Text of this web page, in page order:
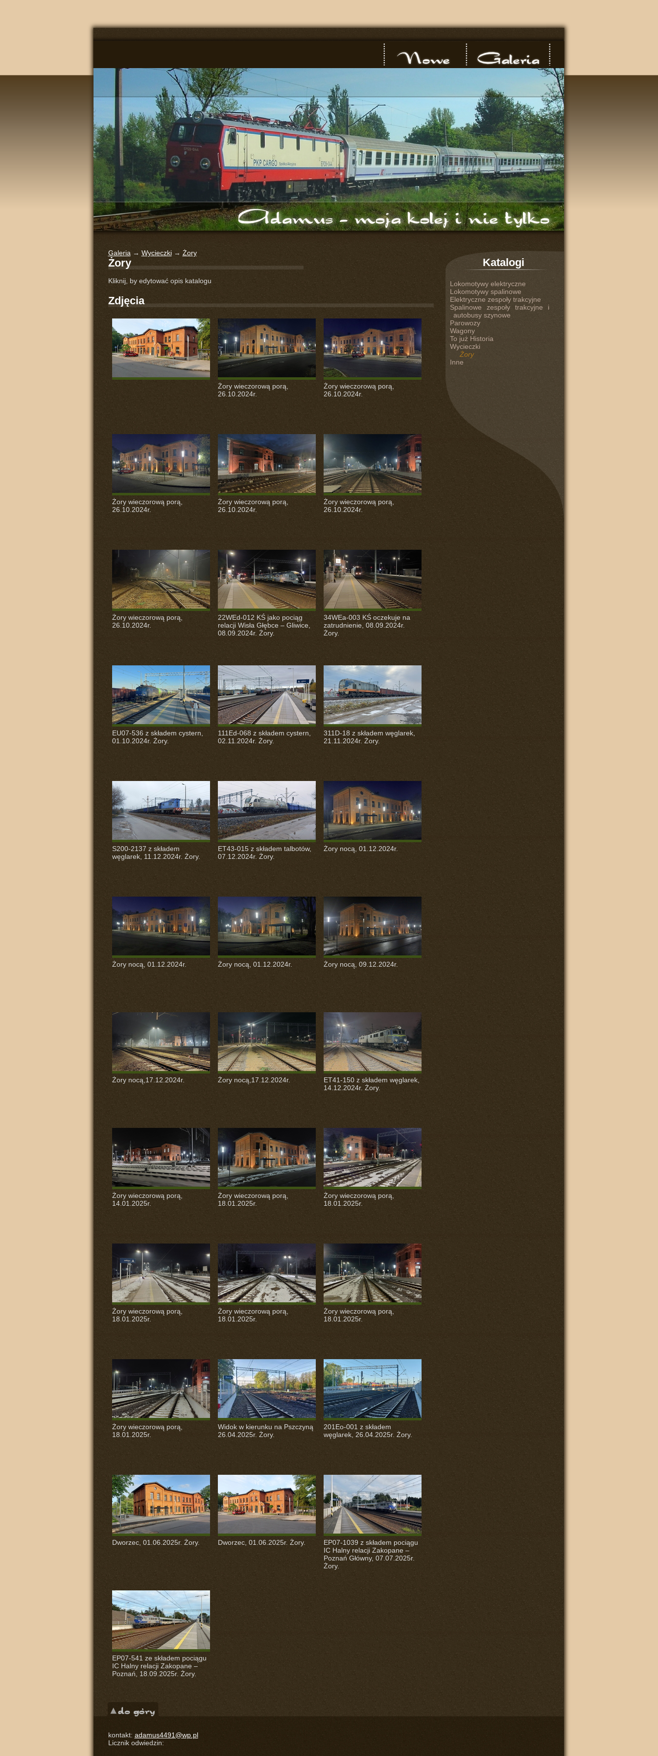
Galeria → Wycieczki→ Żory
Żory
Kliknij, by edytować opis katalogu
Zdjęcia
Żory wieczorową porą,
26.10.2024r.
Żory wieczorową porą,
26.10.2024r.
Żory wieczorową porą,
26.10.2024r.
Żory wieczorową porą,
26.10.2024r.
Żory wieczorową porą,
26.10.2024r.
Żory wieczorową porą,
26.10.2024r.
22WEd-012 KŚ jako pociąg
relacji Wisła Głębce – Gliwice,
08.09.2024r. Żory.
34WEa-003 KŚ oczekuje na
zatrudnienie, 08.09.2024r.
Żory.
EU07-536 z składem cystern,
01.10.2024r. Żory.
111Ed-068 z składem cystern,
02.11.2024r. Żory.
311D-18 z składem węglarek,
21.11.2024r. Żory.
S200-2137 z składem
węglarek, 11.12.2024r. Żory.
ET43-015 z składem talbotów,
07.12.2024r. Żory.
Żory nocą, 01.12.2024r.
Żory nocą, 01.12.2024r. Żory nocą, 01.12.2024r. Żory nocą, 09.12.2024r.
Żory nocą,17.12.2024r. Żory nocą,17.12.2024r.
ET41-150 z składem węglarek,
14.12.2024r. Żory.
Żory wieczorową porą,
14.01.2025r.
Żory wieczorową porą,
18.01.2025r.
Żory wieczorową porą,
18.01.2025r.
Żory wieczorową porą,
18.01.2025r.
Żory wieczorową porą,
18.01.2025r.
Żory wieczorową porą,
18.01.2025r.
Żory wieczorową porą,
18.01.2025r.
Widok w kierunku na Pszczyną
26.04.2025r. Żory.
201Eo-001 z składem
węglarek, 26.04.2025r. Żory.
Dworzec, 01.06.2025r. Żory. Dworzec, 01.06.2025r. Żory.
EP07-1039 z składem pociągu
IC Halny relacji Zakopane –
Poznań Główny, 07.07.2025r.
Żory.
EP07-541 ze składem pociągu
IC Halny relacji Zakopane –
Poznań, 18.09.2025r. Żory.
Katalogi
Lokomotywy elektryczne
Lokomotywy spalinowe
Elektryczne zespoły trakcyjne
Spalinowe zespoły trakcyjne i
autobusy szynowe
Parowozy
Wagony
To już Historia
Wycieczki
Żory
Inne
kontakt: adamus4491@wp.pl
Licznik odwiedzin: